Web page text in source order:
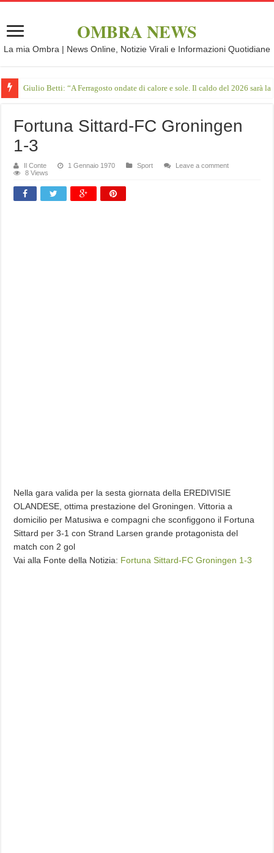
OMBRA NEWS
La mia Ombra | News Online, Notizie Virali e Informazioni Quotidiane
Giulio Betti: “A Ferragosto ondate di calore e sole. Il caldo del 2026 sarà
Fortuna Sittard-FC Groningen
1-3
Il Conte 1 Gennaio 1970 Sport
Leave a comment
8 Views
Nella gara valida per la sesta giornata della EREDIVISIE
OLANDESE, ottima prestazione del Groningen. Vittoria a
domicilio per Matusiwa e compagni che sconfiggono il Fortuna
Sittard per 3-1 con Strand Larsen grande protagonista del
match con 2 gol
Vai alla Fonte della Notizia: Fortuna Sittard-FC Groningen 1-3